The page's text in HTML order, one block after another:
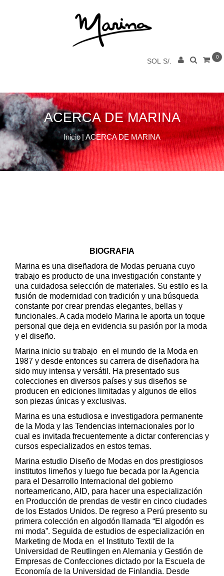
SOL S/.
0
ACERCA DE MARINA
Inicio|ACERCA DE MARINA
BIOGRAFIA
Marina es una diseñadora de Modas peruana cuyo
trabajo es producto de una investigación constante y
una cuidadosa selección de materiales. Su estilo es la
fusión de modernidad con tradición y una búsqueda
constante por crear prendas elegantes, bellas y
funcionales. A cada modelo Marina le aporta un toque
personal que deja en evidencia su pasión por la moda
y el diseño.
Marina inicio su trabajo en el mundo de la Moda en
1987 y desde entonces su carrera de diseñadora ha
sido muy intensa y versátil. Ha presentado sus
colecciones en diversos países y sus diseños se
producen en ediciones limitadas y algunos de ellos
son piezas únicas y exclusivas.
Marina es una estudiosa e investigadora permanente
de la Moda y las Tendencias internacionales por lo
cual es invitada frecuentemente a dictar conferencias y
cursos especializados en estos temas.
Marina estudio Diseño de Modas en dos prestigiosos
institutos limeños y luego fue becada por la Agencia
para el Desarrollo Internacional del gobierno
norteamericano, AID, para hacer una especialización
en Producción de prendas de vestir en cinco ciudades
de los Estados Unidos. De regreso a Perú presento su
primera colección en algodón llamada “El algodón es
mi moda”. Seguida de estudios de especialización en
Marketing de Moda en el Instituto Textil de la
Universidad de Reutlingen en Alemania y Gestión de
Empresas de Confecciones dictado por la Escuela de
Economía de la Universidad de Finlandia. Desde